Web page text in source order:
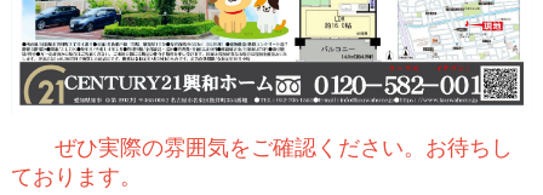
ぜひ実際の雰囲気をご確認ください。お待ちし
ております。